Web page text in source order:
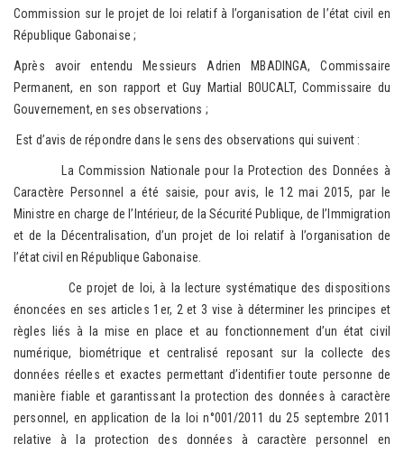
Commission sur le projet de loi relatif à l’organisation de l’état civil en
République Gabonaise ;
Après avoir entendu Messieurs Adrien MBADINGA, Commissaire
Permanent, en son rapport et Guy Martial BOUCALT, Commissaire du
Gouvernement, en ses observations ;
Est d’avis de répondre dans le sens des observations qui suivent :
La Commission Nationale pour la Protection des Données à
Caractère Personnel a été saisie, pour avis, le 12 mai 2015, par le
Ministre en charge de l’Intérieur, de la Sécurité Publique, de l’Immigration
et de la Décentralisation, d’un projet de loi relatif à l’organisation de
l’état civil en République Gabonaise.
Ce projet de loi, à la lecture systématique des dispositions
énoncées en ses articles 1er, 2 et 3 vise à déterminer les principes et
règles liés à la mise en place et au fonctionnement d’un état civil
numérique, biométrique et centralisé reposant sur la collecte des
données réelles et exactes permettant d’identifier toute personne de
manière fiable et garantissant la protection des données à caractère
personnel, en application de la loi n°001/2011 du 25 septembre 2011
relative à la protection des données à caractère personnel en